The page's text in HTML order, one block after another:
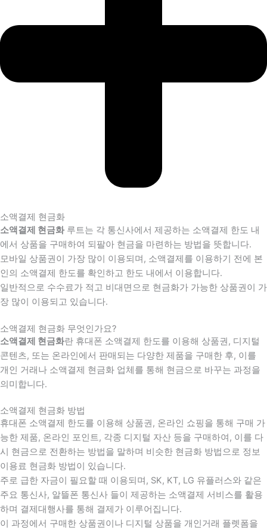
소액결제 현금화
소액결제 현금화루트는 각 통신사에서 제공하는 소액결제 한도 내
에서 상품을 구매하여 되팔아 현금을 마련하는 방법을 뜻합니다.
모바일 상품권이 가장 많이 이용되며, 소액결제를 이용하기 전에 본
인의 소액결제 한도를 확인하고 한도 내에서 이용합니다.
일반적으로 수수료가 적고 비대면으로 현금화가 가능한 상품권이 가
장 많이 이용되고 있습니다.
소액결제 현금화 무엇인가요?
소액결제 현금화란 휴대폰 소액결제 한도를 이용해 상품권, 디지털
콘텐츠, 또는 온라인에서 판매되는 다양한 제품을 구매한 후, 이를
개인 거래나 소액결제 현금화 업체를 통해 현금으로 바꾸는 과정을
의미합니다.
소액결제 현금화 방법
휴대폰 소액결제 한도를 이용해 상품권, 온라인 쇼핑을 통해 구매 가
능한 제품, 온라인 포인트, 각종 디지털 자산 등을 구매하여, 이를 다
시 현금으로 전환하는 방법을 말하며 비슷한 현금화 방법으로 정보
이용료 현금화 방법이 있습니다.
주로 급한 자금이 필요할 때 이용되며, SK, KT, LG 유플러스와 같은
주요 통신사, 알뜰폰 통신사 들이 제공하는 소액결제 서비스를 활용
하며 결제대행사를 통해 결제가 이루어집니다.
이 과정에서 구매한 상품권이나 디지털 상품을 개인거래 플렛폼을